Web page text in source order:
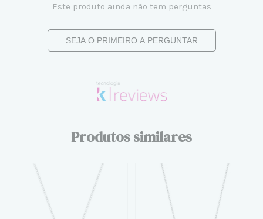
Este produto ainda não tem perguntas
SEJA O PRIMEIRO A PERGUNTAR
Produtos similares